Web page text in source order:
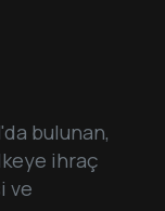
bulunan,
ihraç
ve